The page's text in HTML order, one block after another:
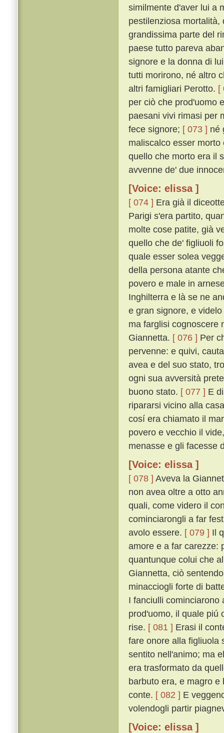
similmente d'aver lui a
pestilenziosa
grandissima parte del
paese tutto pareva
signore e la donna di
tutti morirono, né altro
altri famigliari Perotto. [
per ciò che prod'uomo
paesani vivi rimasi per
fece signore; [ 073 ] né
maliscalco esser
quello che morto era il
avvenne de' due
[Voice: elissa ]
[ 074 ] Era già il
Parigi s'era partito,
molte cose patite, già
quello che de' figliuoli
quale esser solea
della persona atante
povero e male in
Inghilterra e là se ne
e gran signore, e
ma farglisi cognoscere
Giannetta. [ 076 ] Per
pervenne: e quivi,
avea e del suo stato,
ogni sua avversità
buono stato. [ 077 ] E
ripararsi vicino alla
cosí era chiamato il
povero e vecchio il
menasse e gli facesse
[Voice: elissa ]
[ 078 ] Aveva la
non avea oltre a otto
quali, come videro il
cominciarongli a far
avolo essere. [ 079 ] Il
amore e a far carezze:
quantunque colui che
Giannetta, ciò
minacciogli forte di
I fanciulli cominciarono
prod'uomo, il quale piú
rise. [ 081 ] Erasi il
fare onore alla figliuola
sentito nell'animo; ma
era trasformato da
barbuto era, e magro
conte. [ 082 ] E
volendogli partir
[Voice: elissa ]